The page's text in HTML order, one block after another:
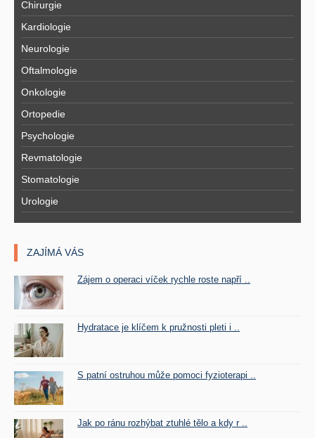
Chirurgie
Kardiologie
Neurologie
Oftalmologie
Onkologie
Ortopedie
Psychologie
Revmatologie
Stomatologie
Urologie
ZAJÍMÁ VÁS
Zájem o operaci víček rychle roste napří ..
Hydratace je klíčem k pružnosti pleti i ..
S patní ostruhou může pomoci fyzioterapi ..
Jak po ránu rozhýbat ztuhlé tělo a kdy r ..